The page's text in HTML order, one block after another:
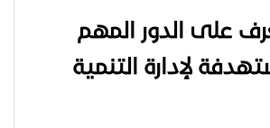
على الدور المهم
لإدارة التنمية